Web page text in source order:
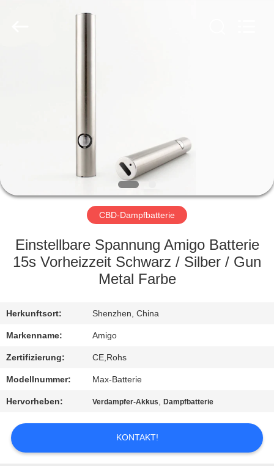
PRODUKTE
ÜBER
UNS
FABRIK
TOUR
NACHRICHTEN
ALLE
FÄLLE
REFERENZEN
CBD-Dampfbatterie
Einstellbare Spannung Amigo Batterie
15s Vorheizzeit Schwarz / Silber / Gun
Metal Farbe
Herkunftsort: Shenzhen, China
Markenname: Amigo
Zertifizierung: CE,Rohs
Modellnummer: Max-Batterie
Hervorheben: Verdampfer-Akkus,Dampfbatterie
KONTAKT!